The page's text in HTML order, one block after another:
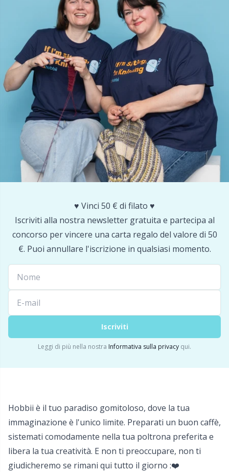
♥️ Vinci 50 € di filato ♥️
Iscriviti alla nostra newsletter gratuita e partecipa al
concorso per vincere una carta regalo del valore di 50
€. Puoi annullare l'iscrizione in qualsiasi momento.
Iscriviti
Leggi di più nella nostra Informativa sulla privacy qui.
Hobbii è il tuo paradiso gomitoloso, dove la tua
immaginazione è l'unico limite. Preparati un buon caffè,
sistemati comodamente nella tua poltrona preferita e
libera la tua creatività. E non ti preoccupare, non ti
giudicheremo se rimani qui tutto il giorno :❤️